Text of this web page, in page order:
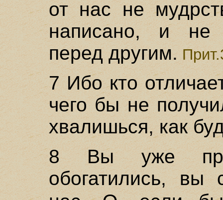
от нас не
написано, и не
перед другим.
7 Ибо кто
чего бы не
хвалишься, как
8 Вы уже
обогатились, вы